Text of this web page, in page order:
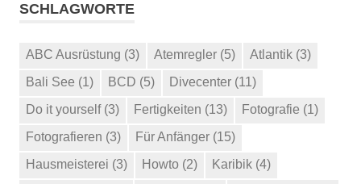
SCHLAGWORTE
ABC Ausrüstung (3) Atemregler (5) Atlantik (3)
Bali See (1) BCD (5) Divecenter (11)
Do it yourself(3) Fertigkeiten (13) Fotografie (1)
Fotografieren (3) Für Anfänger (15)
Hausmeisterei (3) Howto (2) Karibik (4)